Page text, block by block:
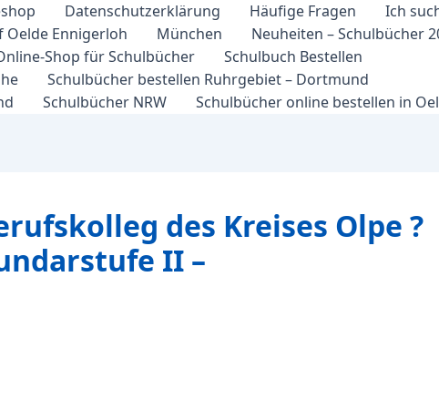
Datenschutzerklärung Häufige Fragen
Ich
Oelde Ennigerloh München
Neuheiten – Schulbücher
Shop für Schulbücher
Schulbuch Bestellen
Schulbücher bestellen Ruhrgebiet – Dortmund
Schulbücher NRW Schulbücher online bestellen in
des Kreises Olpe ?
II –